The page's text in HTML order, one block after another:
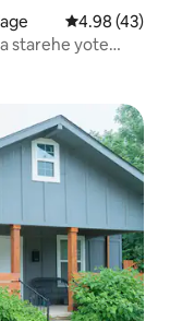
Ukadiriaji wa
4.98 (43)
starehe yote